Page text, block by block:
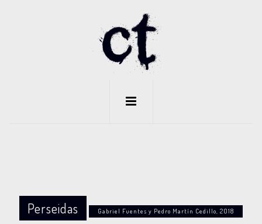
Perseidas Gabriel Fuentes y Pedro Martín Cedillo, 2018